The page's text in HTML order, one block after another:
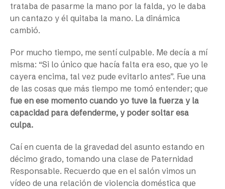
trataba de pasarme la mano por la falda, yo le daba
un cantazo y él quitaba la mano. La dinámica
cambió.
Por mucho tiempo, me sentí culpable. Me decía a mí
misma: “Si lo único que hacía falta era eso, que yo le
cayera encima, tal vez pude evitarlo antes”. Fue una
de las cosas que más tiempo me tomó entender; que
fue en ese momento cuando yo tuve la fuerza y la
capacidad para defenderme, y poder soltar esa
culpa.
Caí en cuenta de la gravedad del asunto estando en
décimo grado, tomando una clase de Paternidad
Responsable. Recuerdo que en el salón vimos un
vídeo de una relación de violencia doméstica que